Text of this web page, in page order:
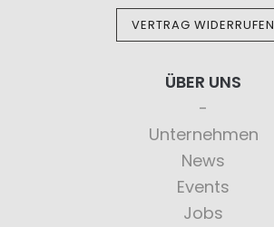
VERTRAG WIDERRUFEN
ÜBER UNS
Unternehmen
News
Events
Jobs